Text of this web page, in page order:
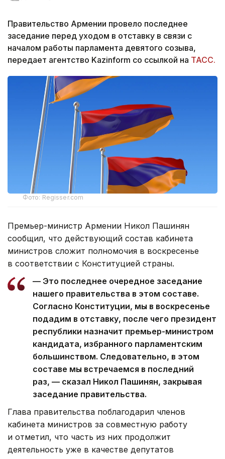
Правительство Армении провело последнее
заседание перед уходом в отставку в связи с
началом работы парламента девятого созыва,
передает агентство Kazinform со ссылкой на ТАСС.
Фото: Regisser.com
Премьер-министр Армении Никол Пашинян
сообщил, что действующий состав кабинета
министров сложит полномочия в воскресенье
в соответствии с Конституцией страны.
— Это последнее очередное заседание
нашего правительства в этом составе.
Согласно Конституции, мы в воскресенье
подадим в отставку, после чего президент
республики назначит премьер-министром
кандидата, избранного парламентским
большинством. Следовательно, в этом
составе мы встречаемся в последний
раз, — сказал Никол Пашинян, закрывая
заседание правительства.
Глава правительства поблагодарил членов
кабинета министров за совместную работу
и отметил, что часть из них продолжит
деятельность уже в качестве депутатов